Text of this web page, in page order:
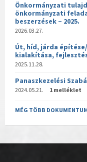
Önkormányzati
önkormányzati
beszerzések – 2025.
2026.03.27.
Út, híd, járda
kialakítása,
2025.11.28.
Panaszkezelési
2024.05.21. 1 melléklet
MÉG TÖBB